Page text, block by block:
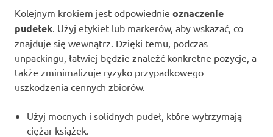
Kolejnym krokiem jest odpowiednie oznaczenie
pudełek . Użyj etykiet lub markerów, aby wskazać, co
znajduje się wewnątrz. Dzięki temu, podczas
unpackingu, łatwiej będzie znaleźć konkretne pozycje, a
także zminimalizuje ryzyko przypadkowego
uszkodzenia cennych zbiorów.
Użyj mocnych i solidnych pudeł, które wytrzymają
ciężar książek.